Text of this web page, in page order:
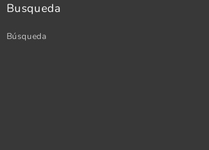
Busqueda
Búsqueda